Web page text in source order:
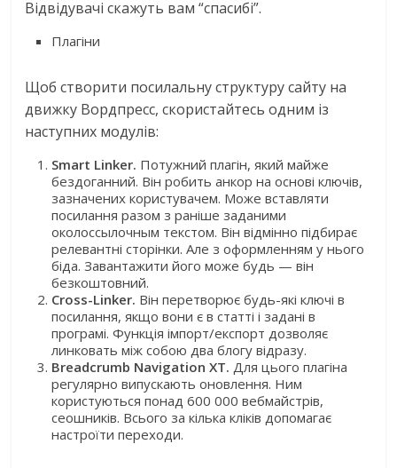
Відвідувачі скажуть вам “спасибі”.
Плагіни
Щоб створити посилальну структуру сайту на
движку Вордпресс, скористайтесь одним із
наступних модулів:
Smart Linker. Потужний плагін, який майже
бездоганний. Він робить анкор на основі ключів,
зазначених користувачем. Може вставляти
посилання разом з раніше заданими
околоссылочным текстом. Він відмінно підбирає
релевантні сторінки. Але з оформленням у нього
біда. Завантажити його може будь — він
безкоштовний.
Cross-Linker. Він перетворює будь-які ключі в
посилання, якщо вони є в статті і задані в
програмі. Функція імпорт/експорт дозволяє
линковать між собою два блогу відразу.
Breadcrumb Navigation XT.Для цього плагіна
регулярно випускають оновлення. Ним
користуються понад 600 000 вебмайстрів,
сеошників. Всього за кілька кліків допомагає
настроїти переходи.